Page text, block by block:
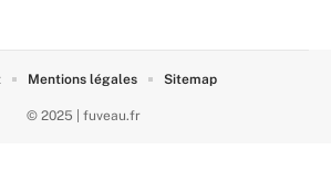
© 2025 | fuveau.fr
Mentions légales Sitemap